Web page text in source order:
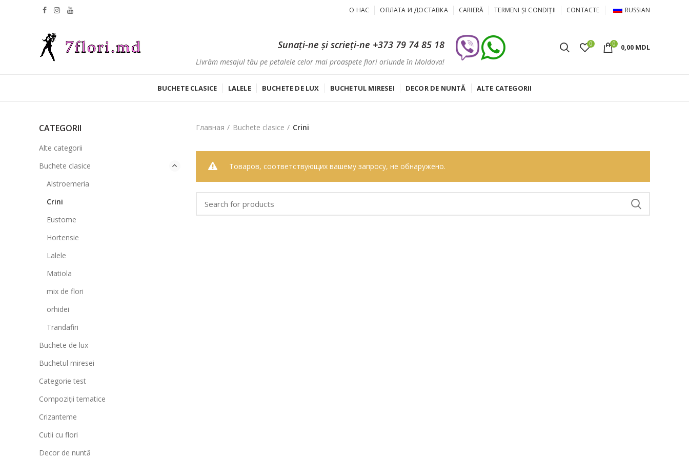
О НАС ОПЛАТА И ДОСТАВКА CARIERĂ TERMENI ȘI CONDIȚII CONTACTE RUSSIAN
Sunați-ne și scrieți-ne +373 79 74 85 18
Livrăm mesajul tău pe petalele celor mai proaspete flori oriunde în Moldova!
0 0 0,00 MDL
BUCHETE CLASICE LALELE BUCHETE DE LUX BUCHETUL MIRESEI DECOR DE NUNTĂ ALTE CATEGORII
Главная Buchete clasice Crini
Товаров, соответствующих вашему запросу, не обнаружено.
CATEGORII
Alte categorii
Buchete clasice
Alstroemeria
Crini
Eustome
Hortensie
Lalele
Matiola
mix de flori
orhidei
Trandafiri
Buchete de lux
Buchetul miresei
Categorie test
Compoziții tematice
Crizanteme
Cutii cu flori
Decor de nuntă